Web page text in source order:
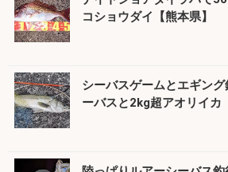
コショウダイ【熊本県】
シーバスゲームとエギン
ーバスと2kg超アオリイカ